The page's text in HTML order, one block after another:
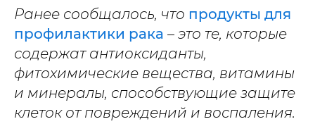
Ранее сообщалось, что продукты для
профилактики рака – это те, которые
содержат антиоксиданты,
фитохимические вещества, витамины
и минералы, способствующие защите
клеток от повреждений и воспаления.